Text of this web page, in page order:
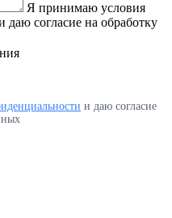
Я принимаю условия
даю согласие на обработку
и даю согласие